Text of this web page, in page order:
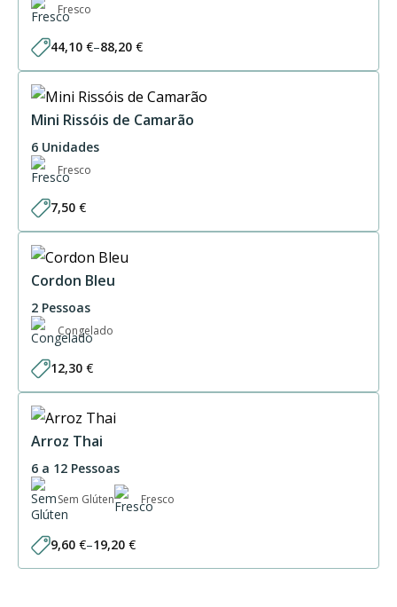
Fresco
44,10 €–88,20 €
Price
range:
through
88,20 €
Mini Rissóis de Camarão
6 Unidades
Fresco
7,50 €
Cordon Bleu
2 Pessoas
Congelado
12,30 €
Arroz Thai
6 a 12 Pessoas
Sem Glúten Fresco
9,60 €–19,20 €
Price
range: